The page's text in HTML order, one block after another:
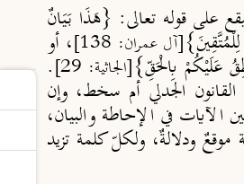
على قوله تعالى: {هَذَا بَيَانٌ
[آل عمران: 138] ، أو
عَلَيْكُمْ بِالْحَقِّ}[الجاثية: 29] .
الجدلي أم سخط، وإن
في الإحاطة والبيان،
موقعٌ ودلالةٌ، ولكلّ كلمة تزيد